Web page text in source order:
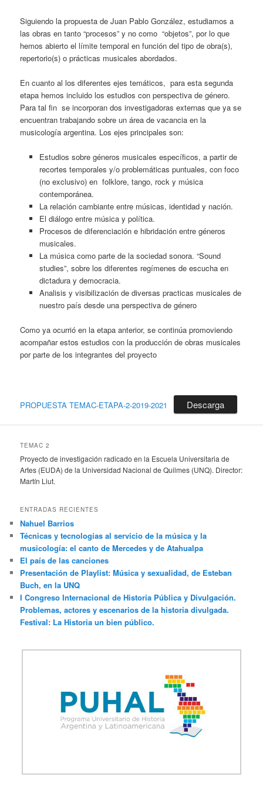
Siguiendo la propuesta de Juan Pablo González, estudiamos a
las obras en tanto “procesos” y no como “objetos”, por lo que
hemos abierto el límite temporal en función del tipo de obra(s),
repertorio(s) o prácticas musicales abordados.
En cuanto al los diferentes ejes temáticos, para esta segunda
etapa hemos incluido los estudios con perspectiva de género.
Para tal fin se incorporan dos investigadoras externas que ya se
encuentran trabajando sobre un área de vacancia en la
musicología argentina. Los ejes principales son:
Estudios sobre géneros musicales específicos, a partir de
recortes temporales y/o problemáticas puntuales, con foco
(no exclusivo) en folklore, tango, rock y música
contemporánea.
La relación cambiante entre músicas, identidad y nación.
El diálogo entre música y política.
Procesos de diferenciación e hibridación entre géneros
musicales.
La música como parte de la sociedad sonora. “Sound
studies”, sobre los diferentes regímenes de escucha en
dictadura y democracia.
Analisis y visibilización de diversas practicas musicales de
nuestro país desde una perspectiva de género
Como ya ocurrió en la etapa anterior, se continúa promoviendo
acompañar estos estudios con la producción de obras musicales
por parte de los integrantes del proyecto
PROPUESTA TEMAC-ETAPA-2-2019-2021 Descarga
TEMAC 2
Proyecto de investigación radicado en la Escuela Universitaria de
Artes (EUDA) de la Universidad Nacional de Quilmes (UNQ). Director:
Martín Liut.
ENTRADAS RECIENTES
Nahuel Barrios
Técnicas y tecnologías al servicio de la música y la
musicología: el canto de Mercedes y de Atahualpa
El país de las canciones
Presentación de Playlist: Música y sexualidad, de Esteban
Buch, en la UNQ
I Congreso Internacional de Historia Pública y Divulgación.
Problemas, actores y escenarios de la historia divulgada.
Festival: La Historia un bien público.